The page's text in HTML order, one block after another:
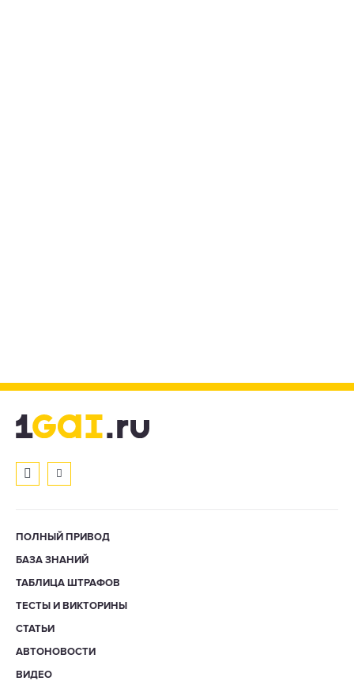
ПОЛНЫЙ ПРИВОД
БАЗА ЗНАНИЙ
ТАБЛИЦА ШТРАФОВ
ТЕСТЫ И ВИКТОРИНЫ
СТАТЬИ
АВТОНОВОСТИ
ВИДЕО